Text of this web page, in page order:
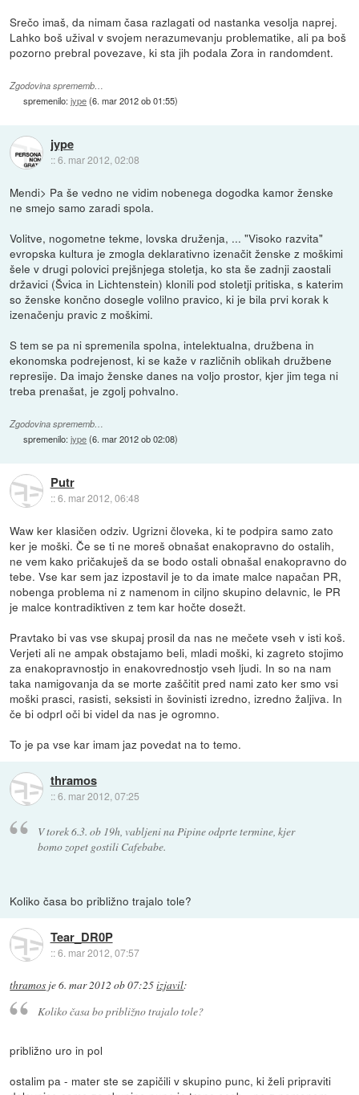
Srečo imaš, da nimam časa razlagati od nastanka vesolja naprej.
Lahko boš užival v svojem nerazumevanju problematike, ali pa boš
pozorno prebral povezave, ki sta jih podala Zora in randomdent.
Zgodovina sprememb…
spremenilo:jype(6. mar 2012 ob 01:55)
jype
::6. mar 2012, 02:08
Mendi> Pa še vedno ne vidim nobenega dogodka kamor ženske
ne smejo samo zaradi spola.
Volitve, nogometne tekme, lovska druženja, ... "Visoko razvita"
evropska kultura je zmogla deklarativno izenačit ženske z moškimi
šele v drugi polovici prejšnjega stoletja, ko sta še zadnji zaostali
državici (Švica in Lichtenstein) klonili pod stoletji pritiska, s katerim
so ženske končno dosegle volilno pravico, ki je bila prvi korak k
izenačenju pravic z moškimi.
S tem se pa ni spremenila spolna, intelektualna, družbena in
ekonomska podrejenost, ki se kaže v različnih oblikah družbene
represije. Da imajo ženske danes na voljo prostor, kjer jim tega ni
treba prenašat, je zgolj pohvalno.
Zgodovina sprememb…
spremenilo:jype(6. mar 2012 ob 02:08)
Putr
::6. mar 2012, 06:48
Waw ker klasičen odziv. Ugrizni človeka, ki te podpira samo zato
ker je moški. Če se ti ne moreš obnašat enakopravno do ostalih,
ne vem kako pričakuješ da se bodo ostali obnašal enakopravno do
tebe. Vse kar sem jaz izpostavil je to da imate malce napačan PR,
nobenga problema ni z namenom in ciljno skupino delavnic, le PR
je malce kontradiktiven z tem kar hočte dosežt.
Pravtako bi vas vse skupaj prosil da nas ne mečete vseh v isti koš.
Verjeti ali ne ampak obstajamo beli, mladi moški, ki zagreto stojimo
za enakopravnostjo in enakovrednostjo vseh ljudi. In so na nam
taka namigovanja da se morte zaščitit pred nami zato ker smo vsi
moški prasci, rasisti, seksisti in šovinisti izredno, izredno žaljiva. In
če bi odprl oči bi videl da nas je ogromno.
To je pa vse kar imam jaz povedat na to temo.
thramos
::6. mar 2012, 07:25
V torek 6.3. ob 19h, vabljeni na Pipine odprte termine, kjer
bomo zopet gostili Cafebabe.
Koliko časa bo približno trajalo tole?
Tear_DR0P
::6. mar 2012, 07:57
thramos je6. mar 2012 ob 07:25izjavil:
Koliko časa bo približno trajalo tole?
približno uro in pol
ostalim pa - mater ste se zapičili v skupino punc, ki želi pripraviti